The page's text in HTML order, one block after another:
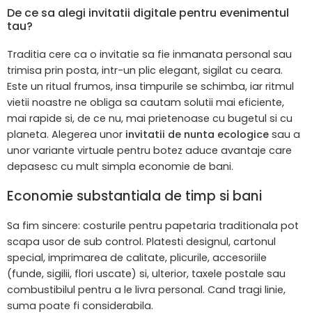
De ce sa alegi invitatii digitale pentru evenimentul
tau?
Traditia cere ca o invitatie sa fie inmanata personal sau
trimisa prin posta, intr-un plic elegant, sigilat cu ceara.
Este un ritual frumos, insa timpurile se schimba, iar ritmul
vietii noastre ne obliga sa cautam solutii mai eficiente,
mai rapide si, de ce nu, mai prietenoase cu bugetul si cu
planeta. Alegerea unor invitatii de nunta ecologice sau a
unor variante virtuale pentru botez aduce avantaje care
depasesc cu mult simpla economie de bani.
Economie substantiala de timp si bani
Sa fim sincere: costurile pentru papetaria traditionala pot
scapa usor de sub control. Platesti designul, cartonul
special, imprimarea de calitate, plicurile, accesoriile
(funde, sigilii, flori uscate) si, ulterior, taxele postale sau
combustibilul pentru a le livra personal. Cand tragi linie,
suma poate fi considerabila.